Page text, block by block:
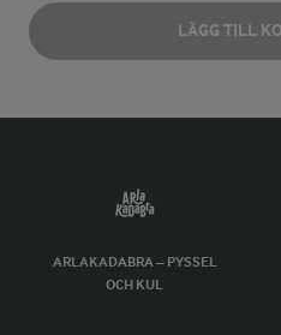
LÄGG TILL
ARLAKADABRA – PYSSEL
OCH KUL